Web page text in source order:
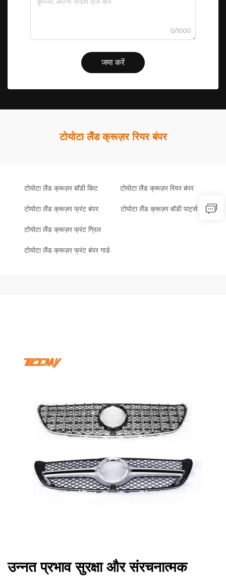
0/1000
जमा करें
टोयोटा लैंड क्रूज़र रियर बंपर
टोयोटा लैंड क्रूज़र बॉडी किट टोयोटा लैंड क्रूज़र रियर बंपर
टोयोटा लैंड क्रूज़र फ्रंट बंपर टोयोटा लैंड क्रूज़र बॉडी पार्ट्स
टोयोटा लैंड क्रूज़र फ्रंट ग्रिल
टोयोटा लैंड क्रूज़र फ्रंट बंपर गार्ड
उन्नत प्रभाव सुरक्षा और संरचनात्मक